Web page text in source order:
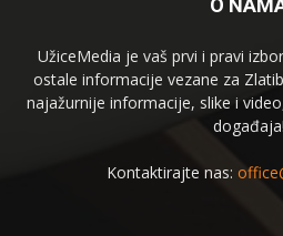
O
UžiceMedia je vaš prvi i pravi
ostale informacije vezane za
najažurnije informacije, slike i
događaja!
Kontaktirajte nas: